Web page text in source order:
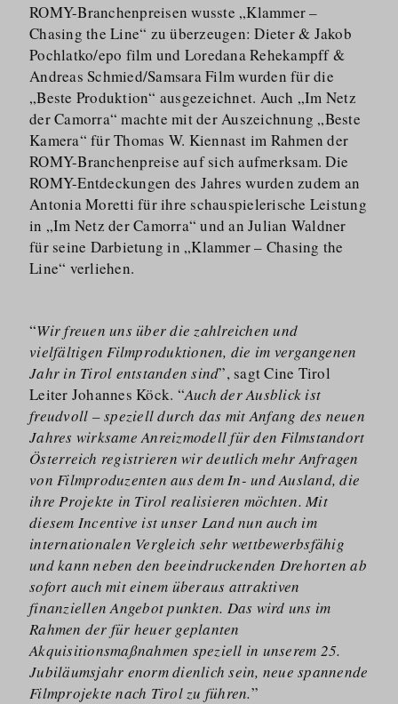
ROMY-Branchenpreisen wusste „Klammer –
Chasing the Line“ zu überzeugen: Dieter & Jakob
Pochlatko/​epo film und Loredana Rehekampff &
Andreas Schmied/​Samsara Film wurden für die
„Beste Produktion“ ausgezeichnet. Auch „Im Netz
der Camorra“ machte mit der Auszeichnung „Beste
Kamera“ für Thomas W. Kiennast im Rahmen der
ROMY-Branchenpreise auf sich aufmerksam. Die
ROMY-Entdeckungen des Jahres wurden zudem an
Antonia Moretti für ihre schauspie­lerische Leistung
in „Im Netz der Camorra“ und an Julian Waldner
für seine Darbietung in „Klammer – Chasing the
Line“ verliehen.
“Wir freuen uns über die zahlreichen und
vielfältigen Filmproduktionen, die im vergangenen
Jahr in Tirol entstanden sind”, sagt Cine Tirol
Leiter Johannes Köck. “Auch der Ausblick ist
freudvoll – speziell durch das mit Anfang des neuen
Jahres wirksame Anreizmodell für den Filmstandort
Österreich registrieren wir deutlich mehr Anfragen
von Filmproduzenten aus dem In- und Ausland, die
ihre Projekte in Tirol realisieren möchten. Mit
diesem Incentive ist unser Land nun auch im
internationalen Vergleich sehr wettbewerbsfähig
und kann neben den beeindruckenden Drehorten ab
sofort auch mit einem überaus attraktiven
finanziellen Angebot punkten. Das wird uns im
Rahmen der für heuer geplanten
Akquisitionsmaßnahmen speziell in unserem 25.
Jubiläumsjahr enorm dienlich sein, neue spannende
Filmprojekte nach Tirol zu führen.”